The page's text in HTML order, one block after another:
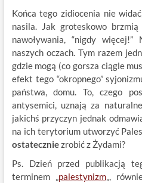
Końca tego zidiocenia nie
nasila. Jak groteskowo
nawoływania, “nigdy
naszych oczach. Tym razem
gdzie mogą (co gorsza ciągle
efekt tego “okropnego”
państwa, domu. To, czego
antysemici, uznają za
jakichś przyczyn jednak
na ich terytorium utworzyć
ostateczniezrobić z Żydami?
Ps. Dzień przed publikacją
terminem „ palestynizm „,